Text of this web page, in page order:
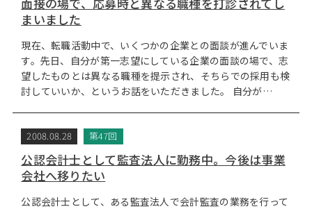
まいました
現在、転職活動中で、いくつかの企業との面談が進んでいま
す。先日、自分が第一志望にしている企業の面談の場で、志
望したものとは異なる職種を提示され、そちらでの採用も検
討していいか、というお話をいただきました。 自分が…
2008.08.28 第47回
公認会計士として監査法人に勤務中。今後は事業
会社へ移りたい
公認会計士として、ある監査法人で会計監査の業務を行って